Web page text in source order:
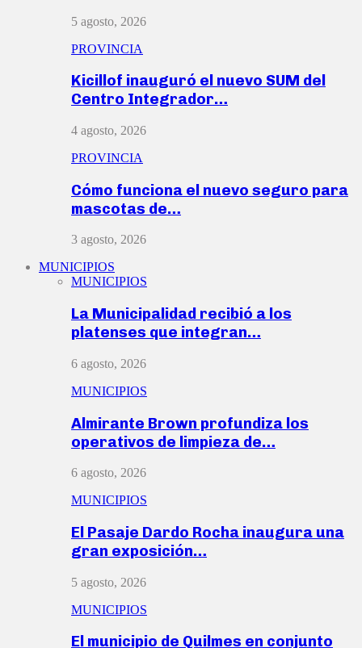
5 agosto, 2026
PROVINCIA
Kicillof inauguró el nuevo SUM del
Centro Integrador…
4 agosto, 2026
PROVINCIA
Cómo funciona el nuevo seguro para
mascotas de…
3 agosto, 2026
MUNICIPIOS
MUNICIPIOS
La Municipalidad recibió a los
platenses que integran…
6 agosto, 2026
MUNICIPIOS
Almirante Brown profundiza los
operativos de limpieza de…
6 agosto, 2026
MUNICIPIOS
El Pasaje Dardo Rocha inaugura una
gran exposición…
5 agosto, 2026
MUNICIPIOS
El municipio de Quilmes en conjunto